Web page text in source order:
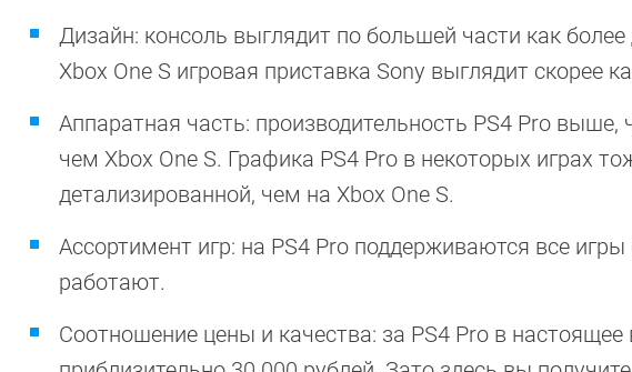
Дизайн: консоль выглядит по большей части как
Xbox One S игровая приставка Sony выглядит скорее
Аппаратная часть: производительность PS4 Pro
чем Xbox One S. Графика PS4 Pro в некоторых играх
детализированной, чем на Xbox One S.
Ассортимент игр: на PS4 Pro поддерживаются все
работают.
Соотношение цены и качества: за PS4 Pro в